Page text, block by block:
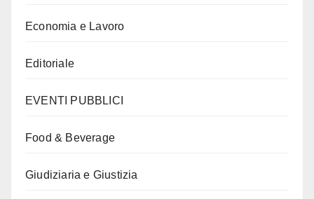
Economia e Lavoro
Editoriale
EVENTI PUBBLICI
Food & Beverage
Giudiziaria e Giustizia